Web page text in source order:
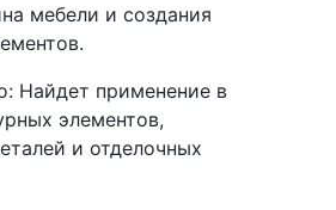
мебели и создания
Найдет применение в
элементов,
и отделочных